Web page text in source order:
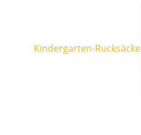
Kindergarten-Rucksäcke